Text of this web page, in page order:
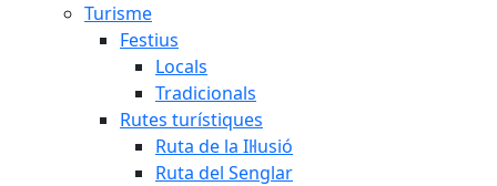
Turisme
Festius
Locals
Tradicionals
Rutes turístiques
Ruta de la Il·lusió
Ruta del Senglar